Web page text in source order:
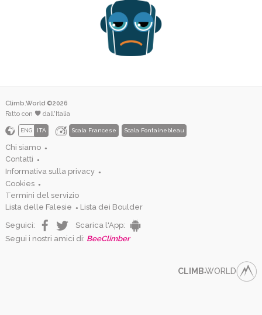
Climb.World ©2026
Fatto con
dall'Italia
ENG ITA Scala Francese Scala Fontainebleau
Chi siamo ●
Contatti ●
Informativa sulla privacy ●
Cookies ●
Termini del servizio
Lista delle Falesie
● Lista dei Boulder
Seguici:
Scarica l'App:
Segui i nostri amici di: BeeClimber
CLIMB●WORLD